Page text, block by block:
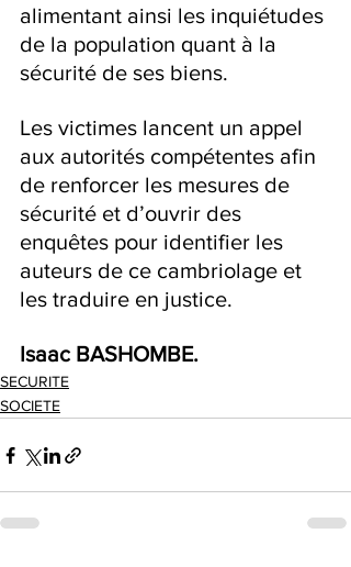
alimentant ainsi les inquiétudes
de la population quant à la
sécurité de ses biens.
Les victimes lancent un appel
aux autorités compétentes afin
de renforcer les mesures de
sécurité et d’ouvrir des
enquêtes pour identifier les
auteurs de ce cambriolage et
les traduire en justice.
Isaac BASHOMBE.
SECURITE
SOCIETE